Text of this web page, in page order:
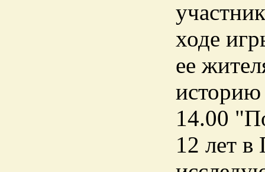
ходе
ее
историю
14.00
12 лет в